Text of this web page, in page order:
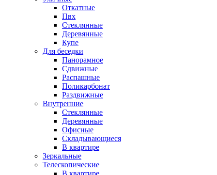
Откатные
Пвх
Стеклянные
Деревянные
Купе
Для беседки
Панорамное
Сдвижные
Распашные
Поликарбонат
Раздвижные
Внутренние
Стеклянные
Деревянные
Офисные
Складывающиеся
В квартире
Зеркальные
Телескопические
В квартире